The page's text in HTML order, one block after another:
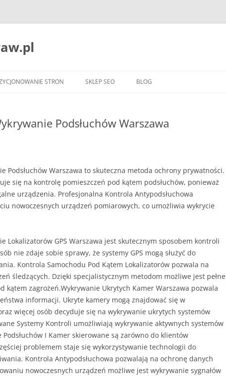
STRON SKLEP SEO BLOG
Podsłuchów Warszawa
Podsłuchów Warszawa to skuteczna metoda ochrony prywatności.
się na kontrolę pomieszczeń pod kątem podsłuchów, ponieważ
urządzenia. Profesjonalna Kontrola Antypodsłuchowa
nowoczesnych urządzeń pomiarowych, co umożliwia wykrycie
Lokalizatorów GPS Warszawa jest skutecznym sposobem kontroli
nie zdaje sobie sprawy, że systemy GPS mogą służyć do
Kontrola Samochodu Pod Kątem Lokalizatorów pozwala na
śledzących. Dzięki specjalistycznym metodom możliwe jest pełne
kątem zagrożeń.Wykrywanie Ukrytych Kamer Warszawa pozwala
informacji. Ukryte kamery mogą znajdować się w
więcej osób decyduje się na wykrywanie ukrytych systemów
Systemy Kontroli umożliwiają wykrywanie aktywnych systemów
I Kamer skierowane są zarówno do klientów
problemem staje się wykorzystywanie technologii do
Kontrola Antypodsłuchowa pozwalają na ochronę danych
nowoczesnych urządzeń możliwe jest wykrywanie sygnałów